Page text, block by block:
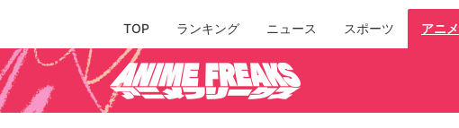
TOP ランキング ニュース スポーツ アニメ